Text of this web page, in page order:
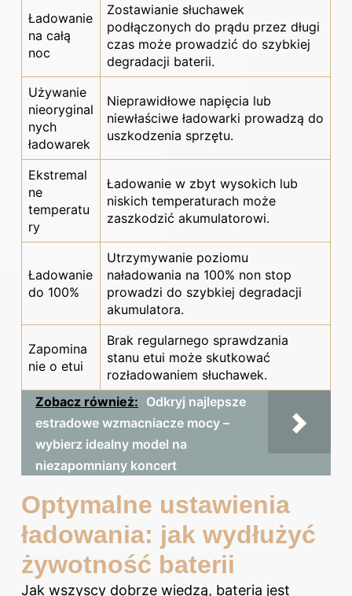
Ładowanie
na całą
noc
Zostawianie słuchawek
podłączonych do prądu przez długi
czas może prowadzić do szybkiej
degradacji baterii.
Używanie
nieoryginal
nych
ładowarek
Nieprawidłowe napięcia lub
niewłaściwe ładowarki prowadzą do
uszkodzenia sprzętu.
Ekstremal
ne
temperatu
ry
Ładowanie w zbyt wysokich lub
niskich temperaturach może
zaszkodzić akumulatorowi.
Ładowanie
do 100%
Utrzymywanie poziomu
naładowania na 100% non stop
prowadzi do szybkiej degradacji
akumulatora.
Zapomina
nie o etui
Brak regularnego sprawdzania
stanu etui może skutkować
rozładowaniem słuchawek.
Zobacz również: Odkryj najlepsze
estradowe wzmacniacze mocy –
wybierz idealny model na
niezapomniany koncert
Optymalne ustawienia
ładowania: jak wydłużyć
żywotność baterii
Jak wszyscy dobrze wiedzą, bateria jest